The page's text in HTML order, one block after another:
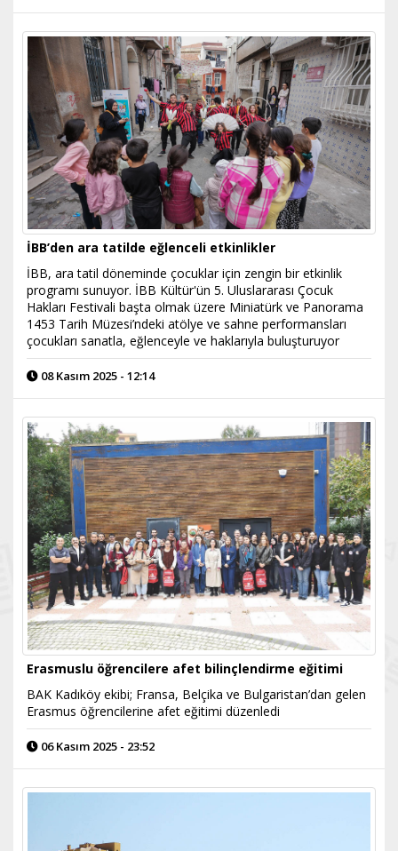
İBB’den ara tatilde eğlenceli etkinlikler
İBB, ara tatil döneminde çocuklar için zengin bir etkinlik
programı sunuyor. İBB Kültür'ün 5. Uluslararası Çocuk
Hakları Festivali başta olmak üzere Miniatürk ve Panorama
1453 Tarih Müzesi’ndeki atölye ve sahne performansları
çocukları sanatla, eğlenceyle ve haklarıyla buluşturuyor
08 Kasım 2025 - 12:14
Erasmuslu öğrencilere afet bilinçlendirme eğitimi
BAK Kadıköy ekibi; Fransa, Belçika ve Bulgaristan’dan gelen
Erasmus öğrencilerine afet eğitimi düzenledi
06 Kasım 2025 - 23:52